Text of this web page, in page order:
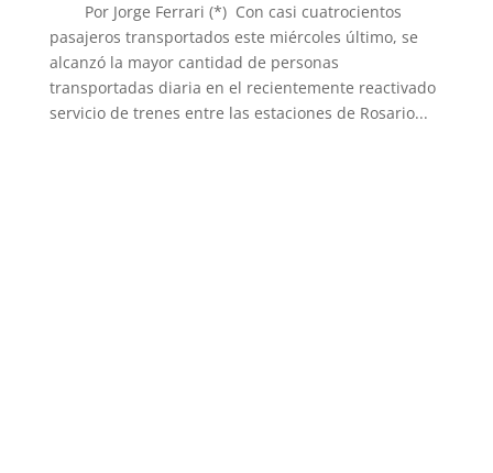
Por Jorge Ferrari (*) Con casi cuatrocientos
pasajeros transportados este miércoles último, se
alcanzó la mayor cantidad de personas
transportadas diaria en el recientemente reactivado
servicio de trenes entre las estaciones de Rosario...